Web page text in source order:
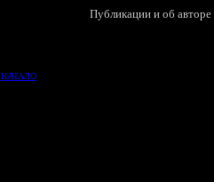
Публикации и об
НАЧАЛО